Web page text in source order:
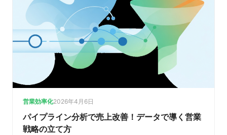
営業効率化2026年4月6日
パイプライン分析で売上改善！データで導く営業
戦略の立て方